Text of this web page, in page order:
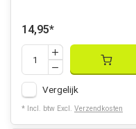
14,95*
Vergelijk
* Incl. btw Excl. Verzendkosten